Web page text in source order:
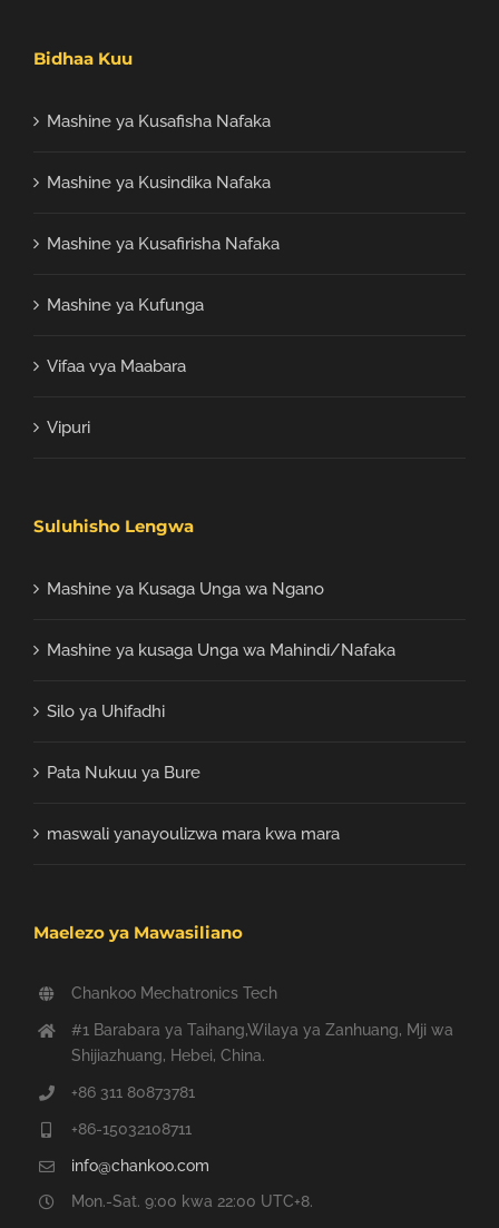
Bidhaa Kuu
Mashine ya Kusafisha Nafaka
Mashine ya Kusindika Nafaka
Mashine ya Kusafirisha Nafaka
Mashine ya Kufunga
Vifaa vya Maabara
Vipuri
Suluhisho Lengwa
Mashine ya Kusaga Unga wa Ngano
Mashine ya kusaga Unga wa Mahindi/Nafaka
Silo ya Uhifadhi
Pata Nukuu ya Bure
maswali yanayoulizwa mara kwa mara
Maelezo ya Mawasiliano
Chankoo Mechatronics Tech
#1 Barabara ya Taihang,Wilaya ya Zanhuang, Mji wa
Shijiazhuang, Hebei, China.
+86 311 80873781
+86-15032108711
info@chankoo.com
Mon.-Sat. 9:00 kwa 22:00 UTC+8.